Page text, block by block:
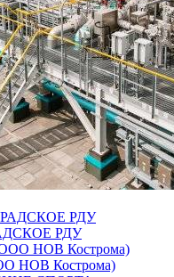
РДУ
НОВ Кострома)